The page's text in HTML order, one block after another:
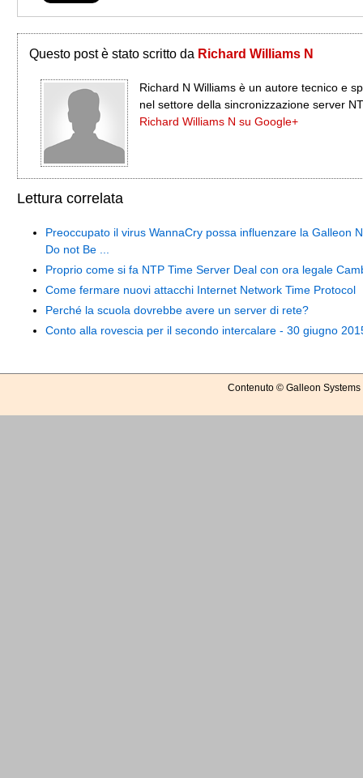
Questo post è stato scritto da Richard Williams N
Richard N Williams è un autore tecnico e
nel settore della sincronizzazione server
Richard Williams N su Google+
Lettura correlata
Preoccupato il virus WannaCry possa influenzare la Galleon
Do not Be ...
Proprio come si fa NTP Time Server Deal con ora legale
Come fermare nuovi attacchi Internet Network Time Protocol
Perché la scuola dovrebbe avere un server di rete?
Conto alla rovescia per il secondo intercalare - 30 giugno
Contenuto © Galleon Systems